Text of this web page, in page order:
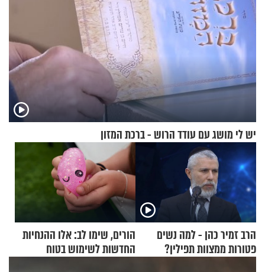
יש לי מושג עם עודד הרוש - ברכת המזון
הרב זמיר כהן - למה נשים
פטורות ממצוות תפילין?
הורים, שימו לב: אלו ההנחיות
החדשות לשימוש בטוח